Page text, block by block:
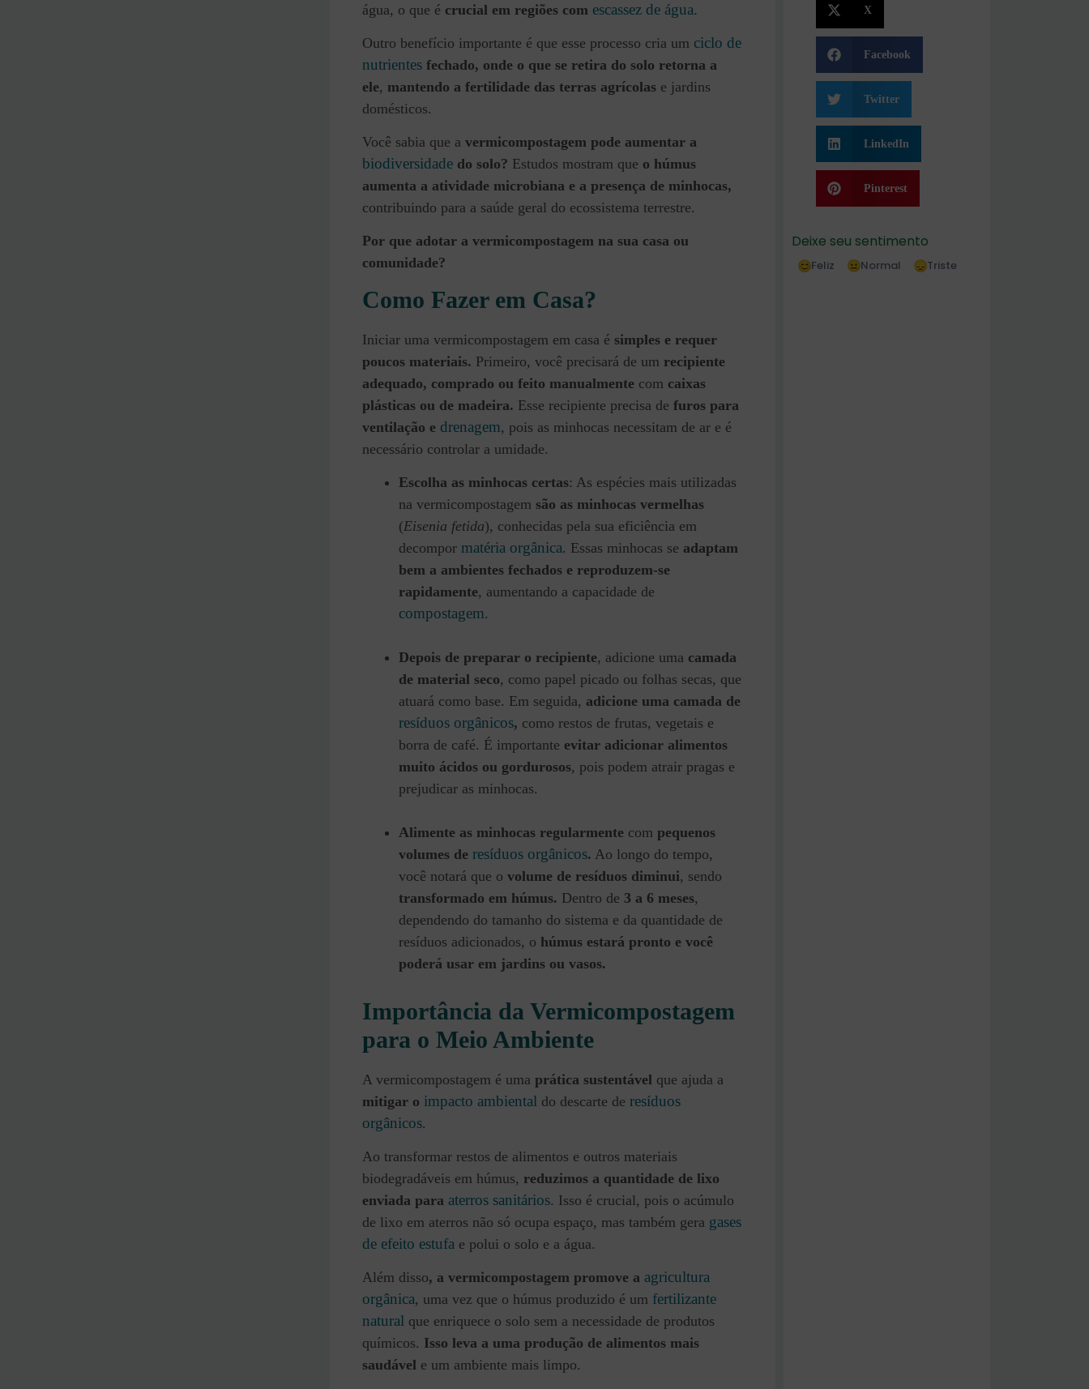
água, o que é crucial em regiões com escassez de água.
Outro benefício importante é que esse processo cria um ciclo de
nutrientes fechado, onde o que se retira do solo retorna a
ele, mantendo a fertilidade das terras agrícolas e jardins
domésticos.
Você sabia que a vermicompostagem pode aumentar a
biodiversidade do solo? Estudos mostram que o húmus
aumenta a atividade microbiana e a presença de minhocas,
contribuindo para a saúde geral do ecossistema terrestre.
Por que adotar a vermicompostagem na sua casa ou
comunidade?
Como Fazer em Casa?
Iniciar uma vermicompostagem em casa é simples e requer
poucos materiais. Primeiro, você precisará de um recipiente
adequado, comprado ou feito manualmente com caixas
plásticas ou de madeira. Esse recipiente precisa de furos para
ventilação e drenagem, pois as minhocas necessitam de ar e é
necessário controlar a umidade.
Escolha as minhocas certas: As espécies mais utilizadas
na vermicompostagem são as minhocas vermelhas
(Eisenia fetida), conhecidas pela sua eficiência em
decompor matéria orgânica. Essas minhocas se adaptam
bem a ambientes fechados e reproduzem-se
rapidamente, aumentando a capacidade de
compostagem.
Depois de preparar o recipiente, adicione uma camada
de material seco, como papel picado ou folhas secas, que
atuará como base. Em seguida, adicione uma camada de
resíduos orgânicos, como restos de frutas, vegetais e
borra de café. É importante evitar adicionar alimentos
muito ácidos ou gordurosos, pois podem atrair pragas e
prejudicar as minhocas.
Alimente as minhocas regularmente com pequenos
volumes de resíduos orgânicos. Ao longo do tempo,
você notará que o volume de resíduos diminui, sendo
transformado em húmus. Dentro de 3 a 6 meses,
dependendo do tamanho do sistema e da quantidade de
resíduos adicionados, o húmus estará pronto e você
poderá usar em jardins ou vasos.
Importância da Vermicompostagem
para o Meio Ambiente
A vermicompostagem é uma prática sustentável que ajuda a
mitigar o impacto ambiental do descarte de resíduos
orgânicos.
Ao transformar restos de alimentos e outros materiais
biodegradáveis em húmus, reduzimos a quantidade de lixo
enviada para aterros sanitários. Isso é crucial, pois o acúmulo
de lixo em aterros não só ocupa espaço, mas também gera gases
de efeito estufa e polui o solo e a água.
Além disso, a vermicompostagem promove a agricultura
orgânica, uma vez que o húmus produzido é um fertilizante
natural que enriquece o solo sem a necessidade de produtos
químicos. Isso leva a uma produção de alimentos mais
saudável e um ambiente mais limpo.
X
Facebook
Twitter
LinkedIn
Pinterest
Deixe seu sentimento
Feliz Normal Triste